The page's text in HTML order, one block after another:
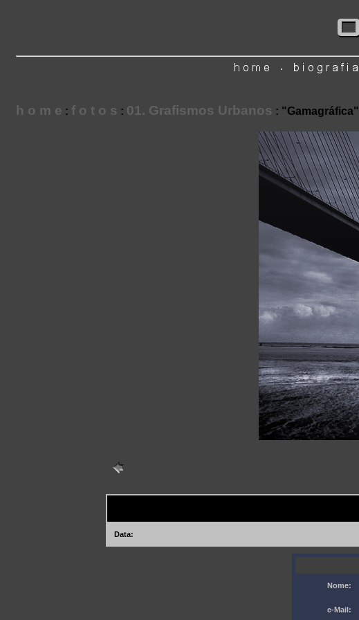
h o m e : f o t o s : 01. Grafismos Urbanos : "Gamagráfica"
Data:
Nome:
e-Mail: